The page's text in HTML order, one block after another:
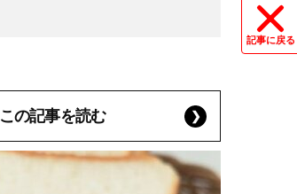
記事に戻る
この記事を読む